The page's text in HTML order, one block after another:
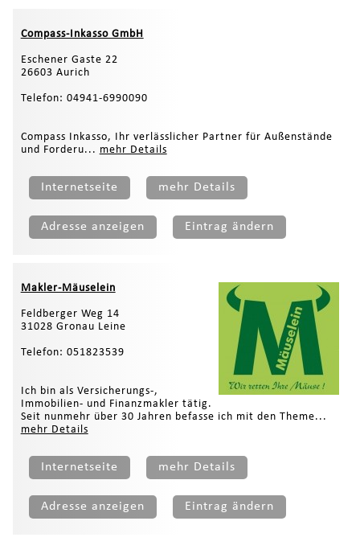
Compass-Inkasso GmbH
Eschener Gaste 22
26603 Aurich
Telefon: 04941-6990090
Compass Inkasso, Ihr verlässlicher Partner für Außenstände
und Forderu... mehr Details
Internetseite mehr Details
Adresse anzeigen Eintrag ändern
Makler-Mäuselein
Feldberger Weg 14
31028 Gronau Leine
Telefon: 051823539
Ich bin als Versicherungs-,
Immobilien- und Finanzmakler tätig.
Seit nunmehr über 30 Jahren befasse ich mit den Theme...
mehr Details
Internetseite mehr Details
Adresse anzeigen Eintrag ändern